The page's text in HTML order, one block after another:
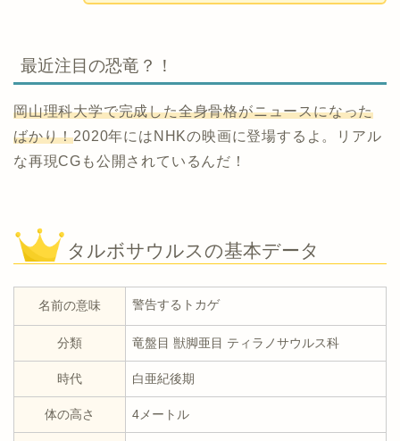
最近注目の恐竜？！
岡山理科大学で完成した全身骨格がニュースになった
ばかり！2020年にはNHKの映画に登場するよ。リアル
な再現CGも公開されているんだ！
タルボサウルスの基本データ
名前の意味 警告するトカゲ
分類 竜盤目 獣脚亜目 ティラノサウルス科
時代 白亜紀後期
体の高さ 4メートル